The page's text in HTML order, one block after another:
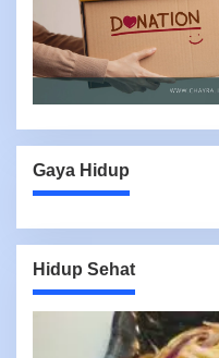
Gaya Hidup
Hidup Sehat